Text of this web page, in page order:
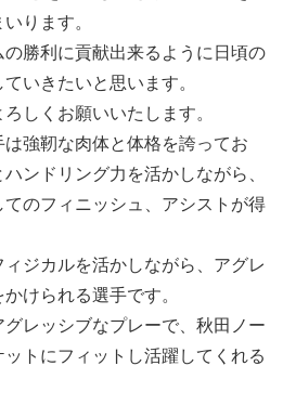
ります。
勝利に貢献出来るように日頃の
いきたいと思います。
しくお願いいたします。
は強靭な肉体と体格を誇ってお
ンドリング力を活かしながら、
のフィニッシュ、アシストが得
ジカルを活かしながら、アグレ
けられる選手です。
レッシブなプレーで、秋田ノー
トにフィットし活躍してくれる